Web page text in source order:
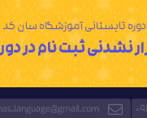
تابستانی آموزشگاه سان کد
ثبت نام در دوره های